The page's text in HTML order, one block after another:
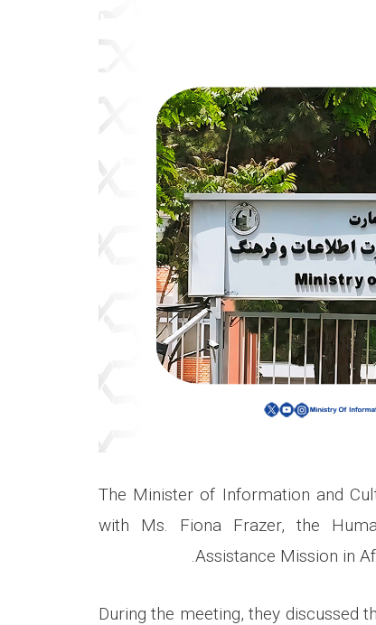
The Minister of Information and
with Ms. Fiona Frazer, the
Assistance Mission in
During the meeting, they discussed